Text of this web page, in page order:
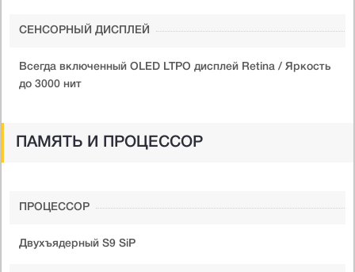
СЕНСОРНЫЙ ДИСПЛЕЙ
Всегда включенный OLED LTPO дисплей Retina / Яркость
до 3000 нит
ПАМЯТЬ И ПРОЦЕССОР
ПРОЦЕССОР
Двухъядерный S9 SiP